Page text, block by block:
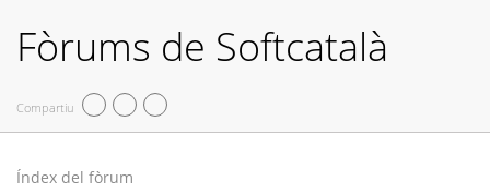
Fòrums de Softcatalà
Compartiu
Índex del fòrum